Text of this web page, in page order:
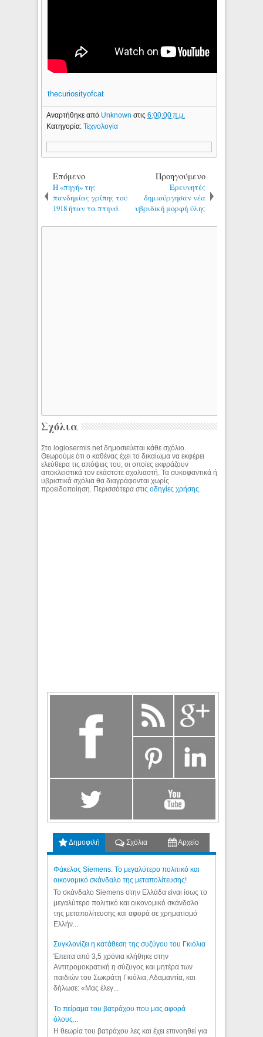
thecuriosityofcat
Αναρτήθηκε από Unknownστις6:00:00 π.μ.
Κατηγορία:Τεχνολογία
Επόμενο
H «πηγή» της
πανδημίας γρίπης του
1918 ήταν τα πτηνά
Προηγούμενο
Eρευνητές
δημιούργησαν νέα
υβριδική μορφή ύλης
Σχόλια
Στο logiosermis.net δημοσιεύεται κάθε σχόλιο.
Θεωρούμε ότι ο καθένας έχει το δικαίωμα να εκφέρει
ελεύθερα τις απόψεις του, οι οποίες εκφράζουν
αποκλειστικά τον εκάστοτε σχολιαστή. Τα συκοφαντικά ή
υβριστικά σχόλια θα διαγράφονται χωρίς
προειδοποίηση. Περισσότερα στιςοδηγίες χρήσης
Δημοφιλή Σχόλια Αρχείο
Φάκελος Siemens: Το μεγαλύτερο πολιτικό και
οικονομικό σκάνδαλο της μεταπολίτευσης!
Το σκάνδαλο Siemens στην Ελλάδα είναι ίσως το
μεγαλύτερο πολιτικό και οικονομικό σκάνδαλο
της μεταπολίτευσης και αφορά σε χρηματισμό
Ελλήν...
Συγκλονίζει η κατάθεση της συζύγου του Γκιόλια
Έπειτα από 3,5 χρόνια κλήθηκε στην
Αντιτρομοκρατική η σύζυγος και μητέρα των
παιδιών του Σωκράτη Γκιόλια, Αδαμαντία, και
δήλωσε: «Μας έλεγ...
Το πείραμα του βατράχου που μας αφορά
όλους...
Η θεωρία του βατράχου λες και έχει επινοηθεί για